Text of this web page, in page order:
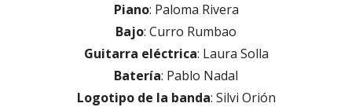
Piano: Paloma Rivera
Bajo: Curro Rumbao
Guitarra eléctrica: Laura Solla
Batería: Pablo Nadal
Logotipo de la banda: Silvi Orión